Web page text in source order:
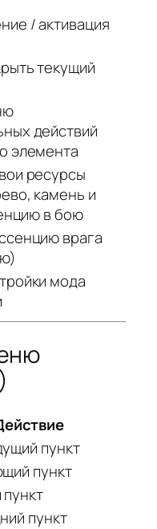
/ активация
текущий
действий
элемента
ресурсы
камень и
в бою
врага
мода
пункт
пункт
пункт